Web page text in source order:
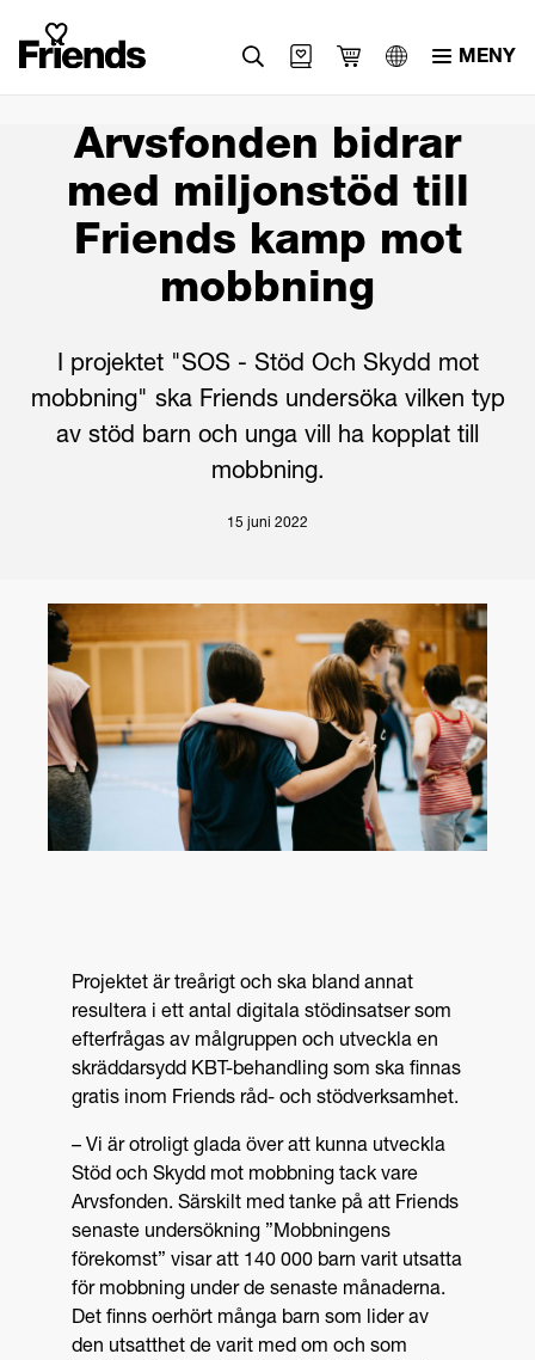
MENY
Arvsfonden bidrar
med miljonstöd till
Friends kamp mot
mobbning
I projektet "SOS - Stöd Och Skydd mot
mobbning" ska Friends undersöka vilken typ
av stöd barn och unga vill ha kopplat till
mobbning.
15 juni 2022
Projektet är treårigt och ska bland annat
resultera i ett antal digitala stödinsatser som
efterfrågas av målgruppen och utveckla en
skräddarsydd KBT-behandling som ska finnas
gratis inom Friends råd- och stödverksamhet.
– Vi är otroligt glada över att kunna utveckla
Stöd och Skydd mot mobbning tack vare
Arvsfonden. Särskilt med tanke på att Friends
senaste undersökning ”Mobbningens
förekomst” visar att 140 000 barn varit utsatta
för mobbning under de senaste månaderna.
Det finns oerhört många barn som lider av
den utsatthet de varit med om och som